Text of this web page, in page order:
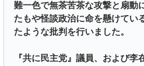
難一色で無茶苦茶な攻撃と扇動
たもや怪談政治に命を懸けてい
たような批判を行いました。
『共に民主党』議員、および李